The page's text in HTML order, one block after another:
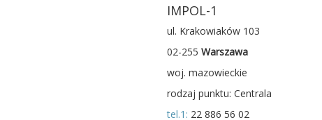
IMPOL-1
ul. Krakowiaków 103
02-255 Warszawa
woj. mazowieckie
rodzaj punktu: Centrala
tel.1: 22 886 56 02